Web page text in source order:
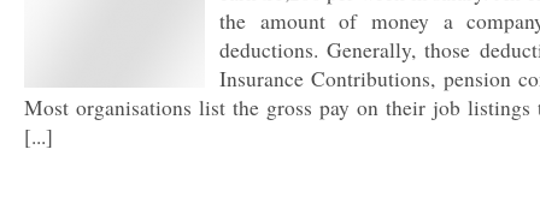
the amount of money a
deductions. Generally, those
Insurance Contributions, pension
Most organisations list the gross pay on their job
[...]